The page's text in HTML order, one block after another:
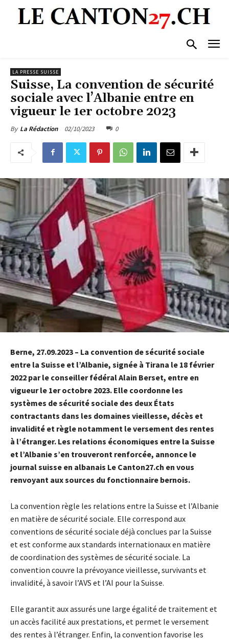
LA PRESSE SUISSE
Suisse, La convention de sécurité
sociale avec l’Albanie entre en
vigueur le 1er octobre 2023
By La Rédaction 02/10/2023 0
Berne, 27.09.2023 – La convention de sécurité sociale
entre la Suisse et l’Albanie, signée à Tirana le 18 février
2022 par le conseiller fédéral Alain Berset, entre en
vigueur le 1er octobre 2023. Elle coordonne les
systèmes de sécurité sociale des deux États
contractants dans les domaines vieillesse, décès et
invalidité et règle notamment le versement des rentes
à l’étranger. Les relations économiques entre la Suisse
et l’Albanie s’en trouveront renforcée, annonce le
journal suisse en albanais Le Canton27.ch en vous
renvoyant aux sources du fonctionnaire bernois.
La convention règle les relations entre la Suisse et l’Albanie
en matière de sécurité sociale. Elle correspond aux
conventions de sécurité sociale déjà conclues par la Suisse
et est conforme aux standards internationaux en matière
de coordination des systèmes de sécurité sociale. La
convention couvre la prévoyance vieillesse, survivants et
invalidité, à savoir l’AVS et l’AI pour la Suisse.
Elle garantit aux assurés une large égalité de traitement et
un accès facilité aux prestations, et permet le versement
des rentes à l’étranger. Enfin, la convention favorise les